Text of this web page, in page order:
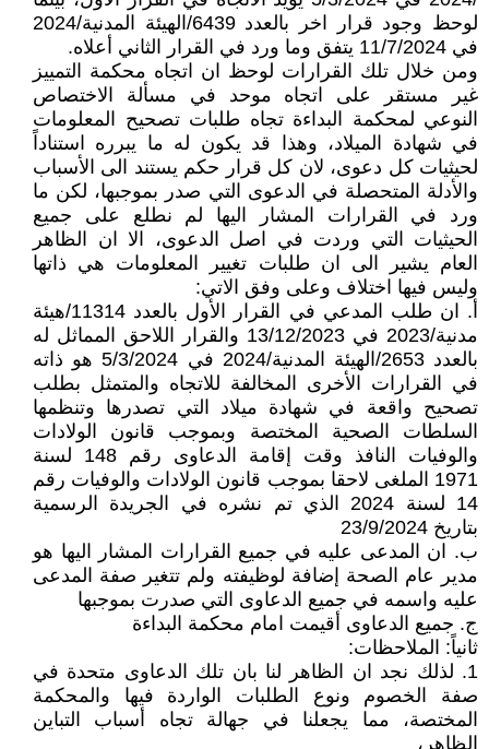
لوحظ وجود قرار اخر بالعدد 6439/الهيئة المدنية/2024
في 11/7/2024 يتفق وما ورد في القرار الثاني أعلاه.
ومن خلال تلك القرارات لوحظ ان اتجاه محكمة التمييز
غير مستقر على اتجاه موحد في مسألة الاختصاص
النوعي لمحكمة البداءة تجاه طلبات تصحيح المعلومات
في شهادة الميلاد، وهذا قد يكون له ما يبرره استناداً
لحيثيات كل دعوى، لان كل قرار حكم يستند الى الأسباب
والأدلة المتحصلة في الدعوى التي صدر بموجبها، لكن ما
ورد في القرارات المشار اليها لم نطلع على جميع
الحيثيات التي وردت في اصل الدعوى، الا ان الظاهر
العام يشير الى ان طلبات تغيير المعلومات هي ذاتها
وليس فيها اختلاف وعلى وفق الاتي:
‌أ. ان طلب المدعي في القرار الأول بالعدد 11314/هيئة
مدنية/2023 في 13/12/2023 والقرار اللاحق المماثل له
بالعدد 2653/الهيئة المدنية/2024 في 5/3/2024 هو ذاته
في القرارات الأخرى المخالفة للاتجاه والمتمثل بطلب
تصحيح واقعة في شهادة ميلاد التي تصدرها وتنظمها
السلطات الصحية المختصة وبموجب قانون الولادات
والوفيات النافذ وقت إقامة الدعاوى رقم 148 لسنة
1971 الملغى لاحقا بموجب قانون الولادات والوفيات رقم
14 لسنة 2024 الذي تم نشره في الجريدة الرسمية
بتاريخ 23/9/2024
‌ب. ان المدعى عليه في جميع القرارات المشار اليها هو
مدير عام الصحة إضافة لوظيفته ولم تتغير صفة المدعى
عليه واسمه في جميع الدعاوى التي صدرت بموجبها
‌ج. جميع الدعاوى أقيمت امام محكمة البداءة
ثانياً: الملاحظات:
1. لذلك نجد ان الظاهر لنا بان تلك الدعاوى متحدة في
صفة الخصوم ونوع الطلبات الواردة فيها والمحكمة
المختصة، مما يجعلنا في جهالة تجاه أسباب التباين
الظاهر،